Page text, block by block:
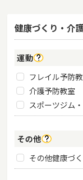
健康づくり・介
運動
フレイル予防
介護予防教室
スポーツジム
その他
その他健康づ